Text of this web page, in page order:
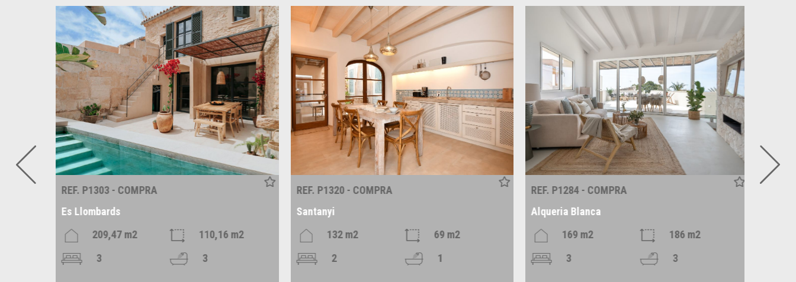
REF. P1303 - COMPRA
Es Llombards
209,47 m2
110,16 m2
3
3
REF. P1320 - COMPRA
Santanyi
132 m2
69 m2
2
1
REF. P1284 - COMPRA
Alqueria Blanca
169 m2
186 m2
3
3